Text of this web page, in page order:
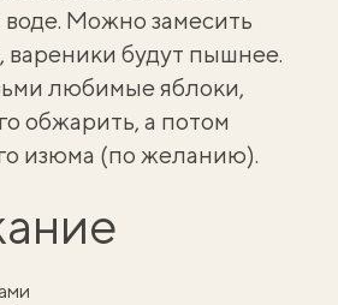
воде. Можно замесить
, вареники будут пышнее.
любимые яблоки,
обжарить, а потом
изюма (по желанию).